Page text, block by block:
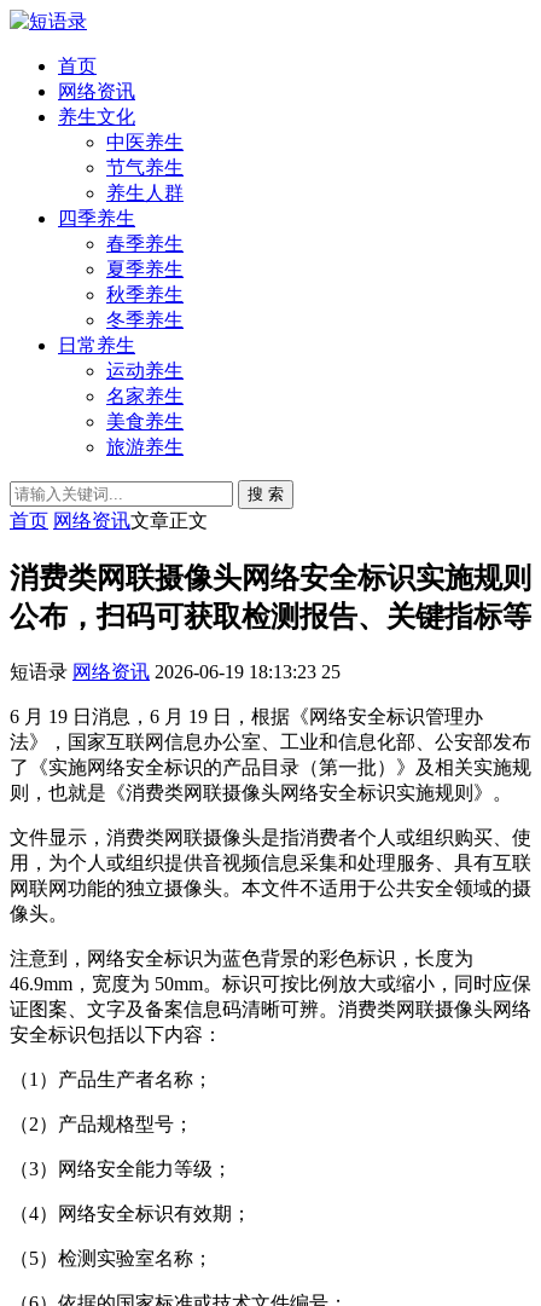
首页
网络资讯
养生文化
中医养生
节气养生
养生人群
四季养生
春季养生
夏季养生
秋季养生
冬季养生
日常养生
运动养生
名家养生
美食养生
旅游养生
搜 索
首页 网络资讯文章正文
消费类网联摄像头网络安全标识实施规则
公布，扫码可获取检测报告、关键指标等
短语录 网络资讯 2026-06-19 18:13:23 25
6 月 19 日消息，6 月 19 日，根据《网络安全标识管理办
法》，国家互联网信息办公室、工业和信息化部、公安部发布
了《实施网络安全标识的产品目录（第一批）》及相关实施规
则，也就是《消费类网联摄像头网络安全标识实施规则》。
文件显示，消费类网联摄像头是指消费者个人或组织购买、使
用，为个人或组织提供音视频信息采集和处理服务、具有互联
网联网功能的独立摄像头。本文件不适用于公共安全领域的摄
像头。
注意到，网络安全标识为蓝色背景的彩色标识，长度为
46.9mm，宽度为 50mm。标识可按比例放大或缩小，同时应保
证图案、文字及备案信息码清晰可辨。消费类网联摄像头网络
安全标识包括以下内容：
（1）产品生产者名称；
（2）产品规格型号；
（3）网络安全能力等级；
（4）网络安全标识有效期；
（5）检测实验室名称；